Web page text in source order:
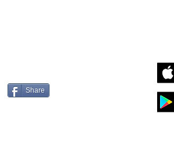
Share